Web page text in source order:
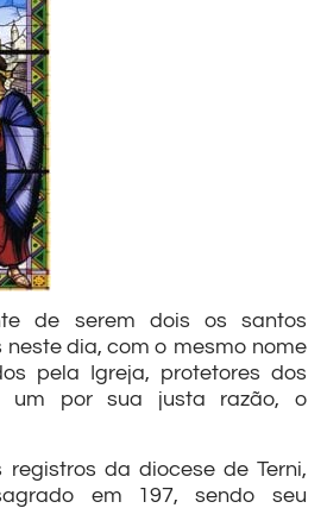
de serem dois os santos
dia, com o mesmo nome
pela Igreja, protetores dos
um por sua justa razão, o
da diocese de Terni,
em 197, sendo seu